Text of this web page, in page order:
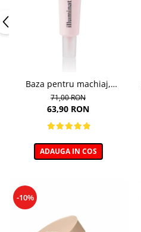
Baza pentru machiaj,
Illuminating Make-up Base -
30ml
71,00 RON
63,90 RON
ADAUGA IN COS
-10%